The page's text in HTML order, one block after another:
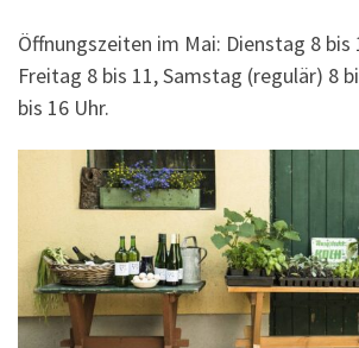
Öffnungszeiten im Mai: Dienstag 8 bis
Freitag 8 bis 11, Samstag (regulär) 8
bis 16 Uhr.